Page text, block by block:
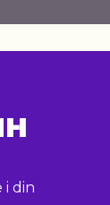
i din